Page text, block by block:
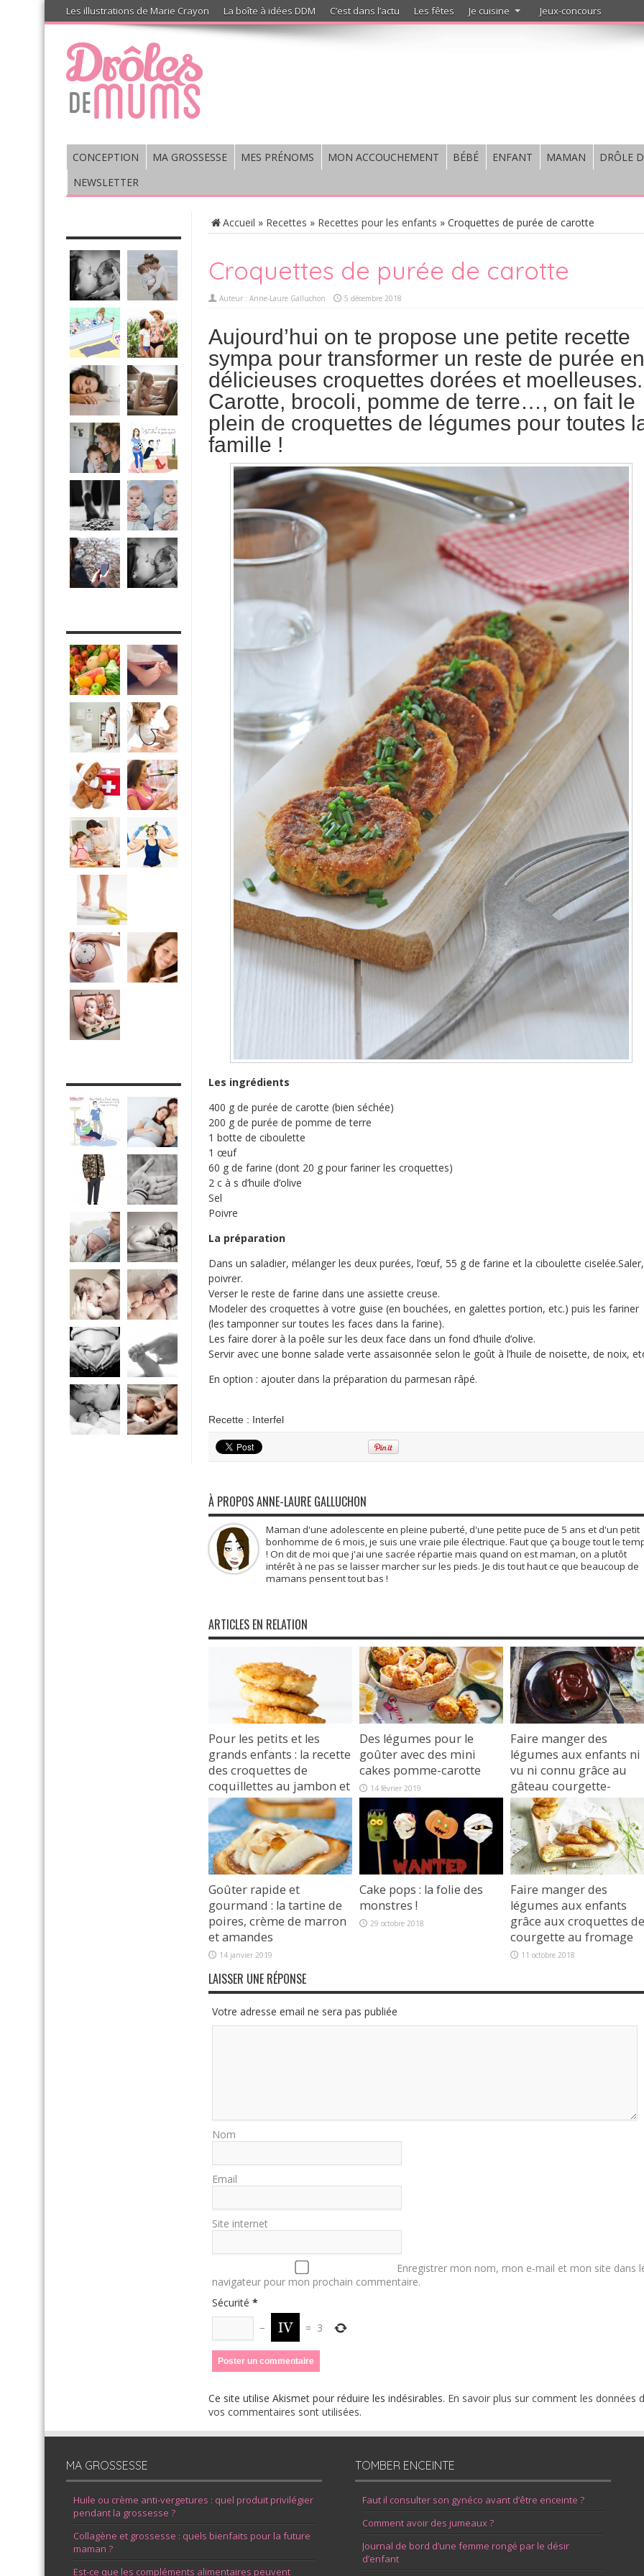
Les illustrations de Marie Crayon La boîte à idées DDM C’est dans l’actu Les fêtes Je cuisine Jeux-concours
CONCEPTION MA GROSSESSE MES PRÉNOMS MON ACCOUCHEMENT BÉBÉ ENFANT MAMAN
DRÔLE
NEWSLETTER
Accueil » Recettes » Recettes pour les enfants » Croquettes de purée de carotte
Croquettes de purée de carotte
Auteur : Anne-Laure Galluchon 5 décembre 2018
Aujourd’hui on te propose une petite recette
sympa pour transformer un reste de purée en
délicieuses croquettes dorées et moelleuses.
Carotte, brocoli, pomme de terre…, on fait le
plein de croquettes de légumes pour toutes
famille !
Les ingrédients
400 g de purée de carotte (bien séchée)
200 g de purée de pomme de terre
1 botte de ciboulette
1 œuf
60 g de farine (dont 20 g pour fariner les croquettes)
2 c à s d’huile d’olive
Sel
Poivre
La préparation
Dans un saladier, mélanger les deux purées, l’œuf, 55 g de farine et la ciboulette ciselée.Saler,
poivrer.
Verser le reste de farine dans une assiette creuse.
Modeler des croquettes à votre guise (en bouchées, en galettes portion, etc.) puis les fariner
(les tamponner sur toutes les faces dans la farine).
Les faire dorer à la poêle sur les deux face dans un fond d’huile d’olive.
Servir avec une bonne salade verte assaisonnée selon le goût à l’huile de noisette, de noix,
En option : ajouter dans la préparation du parmesan râpé.
Recette : Interfel
À PROPOS ANNE-LAURE GALLUCHON
Maman d'une adolescente en pleine puberté, d'une petite puce de 5 ans et d'un petit
bonhomme de 6 mois, je suis une vraie pile électrique. Faut que ça bouge tout le
! On dit de moi que j'ai une sacrée répartie mais quand on est maman, on a plutôt
intérêt à ne pas se laisser marcher sur les pieds. Je dis tout haut ce que beaucoup de
mamans pensent tout bas !
ARTICLES EN RELATION
Pour les petits et les
grands enfants : la recette
des croquettes de
coquillettes au jambon et
à l’emmental
9 avril 2019
Des légumes pour le
goûter avec des mini
cakes pomme-carotte
14 février 2019
Faire manger des
légumes aux enfants ni
vu ni connu grâce au
gâteau courgette-
chocolat
16 janvier 2019
Goûter rapide et
gourmand : la tartine de
poires, crème de marron
et amandes
14 janvier 2019
Cake pops : la folie des
monstres !
29 octobre 2018
Faire manger des
légumes aux enfants
grâce aux croquettes de
courgette au fromage
11 octobre 2018
LAISSER UNE RÉPONSE
Votre adresse email ne sera pas publiée
Nom
Email
Site internet
Enregistrer mon nom, mon e-mail et mon site dans
navigateur pour mon prochain commentaire.
Sécurité *
−
= 3
Ce site utilise Akismet pour réduire les indésirables. En savoir plus sur comment les données
vos commentaires sont utilisées.
MA GROSSESSE
Huile ou crème anti-vergetures : quel produit privilégier
pendant la grossesse ?
Collagène et grossesse : quels bienfaits pour la future
maman ?
Est-ce que les compléments alimentaires peuvent
TOMBER ENCEINTE
Faut il consulter son gynéco avant d’être enceinte ?
Comment avoir des jumeaux ?
Journal de bord d’une femme rongé par le désir
d’enfant